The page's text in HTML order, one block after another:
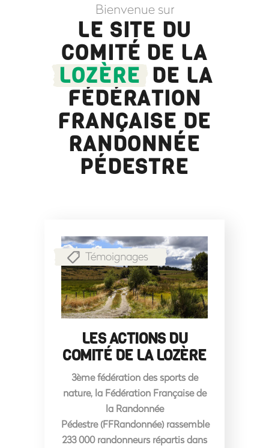
Bienvenue sur
LE SITE DU
COMITÉ DE LA
LOZÈRE DE LA
FÉDÉRATION
FRANÇAISE DE
RANDONNÉE
PÉDESTRE
Témoignages
LES ACTIONS DU
COMITÉ DE LA LOZÈRE
3ème fédération des sports de
nature, la Fédération Française de
la Randonnée
Pédestre (FFRandonnée) rassemble
233 000 randonneurs répartis dans